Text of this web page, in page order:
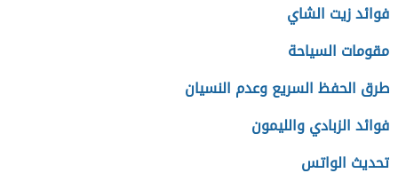
فوائد زيت الشاي
مقومات السياحة
طرق الحفظ السريع وعدم النسيان
فوائد الزبادي والليمون
تحديث الواتس